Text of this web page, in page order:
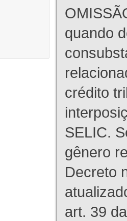
quando
crédito
SELIC.
gênero
Decreto
art. 39